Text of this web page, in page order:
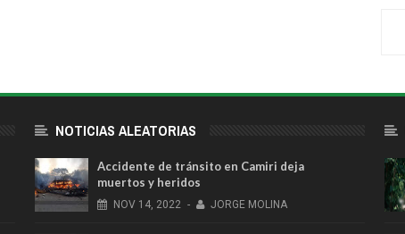
NOTICIAS ALEATORIAS
Accidente de tránsito en Camiri deja
muertos y heridos
NOV 14, 2022 - JORGE MOLINA